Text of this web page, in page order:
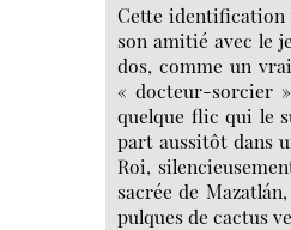
Cette identification
son amitié avec le
dos, comme un
« docteur-sorcier
quelque flic qui le
part aussitôt dans
Roi,
sacrée de
pulques de cactus